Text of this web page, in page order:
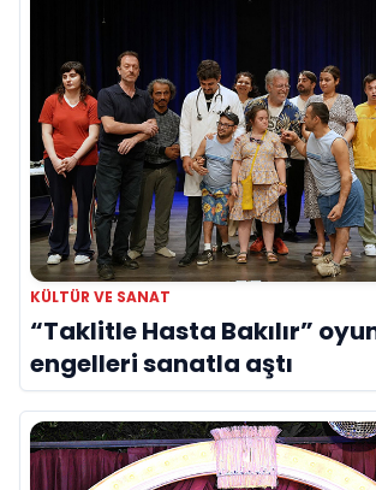
KÜLTÜR VE SANAT
“Taklitle Hasta Bakılır”
engelleri sanatla aştı